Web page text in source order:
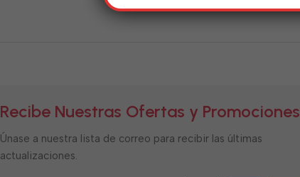
Recibe Nuestras Ofertas y Promociones
Únase a nuestra lista de correo para recibir las últimas
actualizaciones.